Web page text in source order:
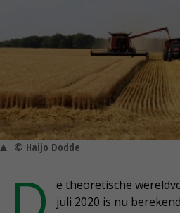
© Haijo Dodde
e theoretische
juli 2020 is nu